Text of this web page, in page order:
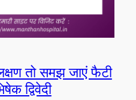
तो समझ जाएं फैटी
द्विवेदी